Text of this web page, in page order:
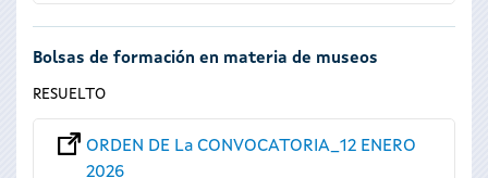
Bolsas de formación en materia de museos
RESUELTO
ORDEN DE La CONVOCATORIA_12 ENERO
2026